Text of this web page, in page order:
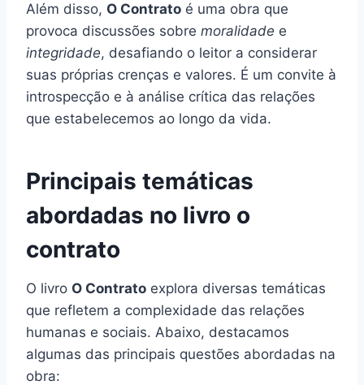
Além disso, O Contrato é uma obra que
provoca discussões sobre moralidade e
integridade, desafiando o leitor a considerar
suas próprias crenças e valores. É um convite à
introspecção e à análise crítica das relações
que estabelecemos ao longo da vida.
Principais temáticas
abordadas no livro o
contrato
O livro O Contrato explora diversas temáticas
que refletem a complexidade das relações
humanas e sociais. Abaixo, destacamos
algumas das principais questões abordadas na
obra: